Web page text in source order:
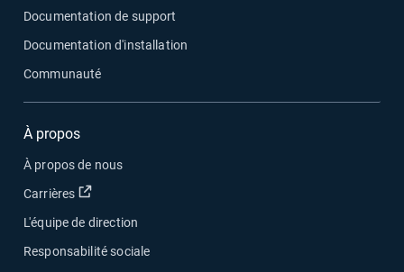
Documentation de support
Documentation d'installation
Communauté
À propos
À propos de nous
Carrières
Ouvrir dans une nouvelle fenêtre
L'équipe de direction
Responsabilité sociale